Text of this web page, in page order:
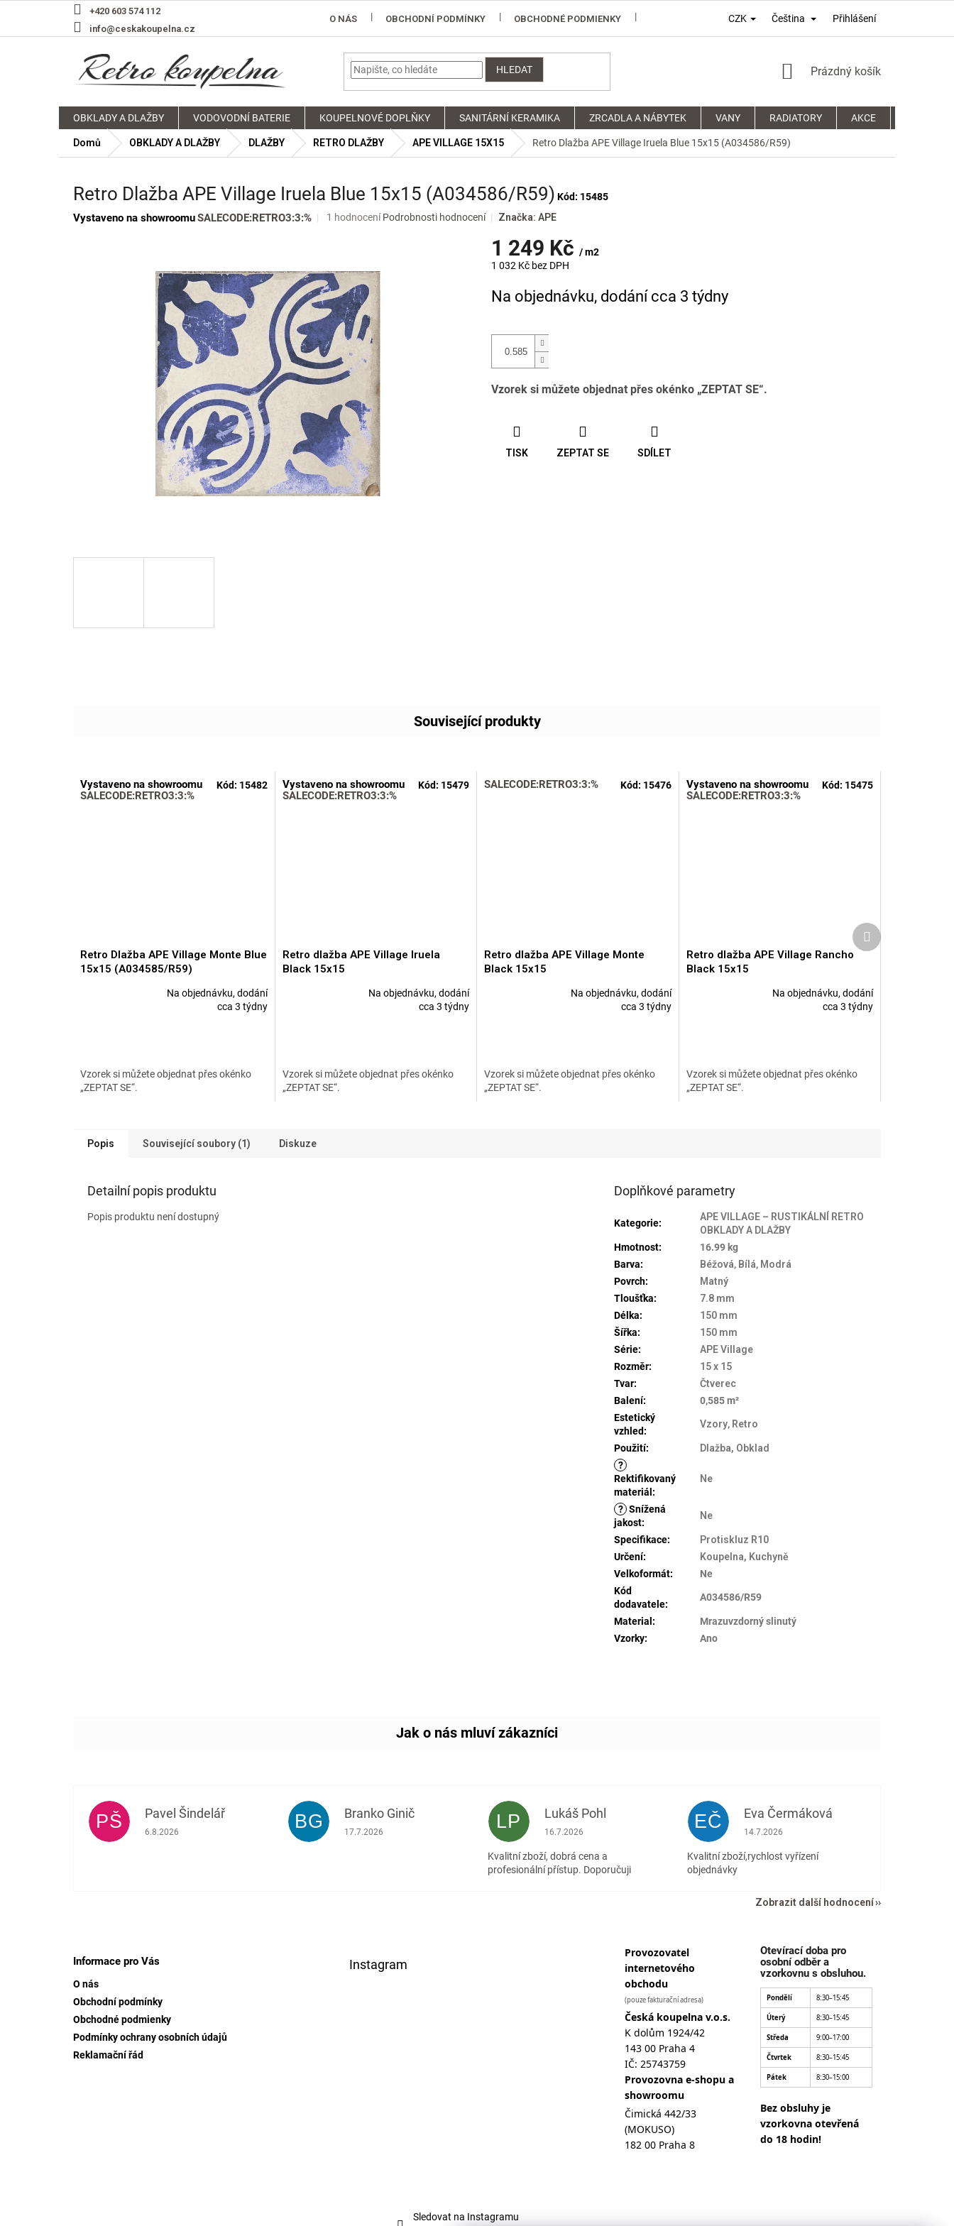
+420 603 574 112
info@ceskakoupelna.cz
O NÁS OBCHODNÍ PODMÍNKY OBCHODNÉ PODMIENKY PODMÍNKY OCHRANY OSOBNÍCH ÚDAJŮ REKLAMAČNÍ ŘÁD
CZK Čeština Přihlášení
HLEDAT
NÁKUPNÍ
Prázdný košík
OBKLADY A DLAŽBY VODOVODNÍ BATERIE KOUPELNOVÉ DOPLŇKY SANITÁRNÍ KERAMIKA ZRCADLA A NÁBYTEK VANY RADIATORY AKCE
Domů OBKLADY A DLAŽBY DLAŽBY RETRO DLAŽBY APE VILLAGE 15X15 Retro Dlažba APE Village Iruela Blue 15x15 (A034586/R59)
Retro Dlažba APE Village Iruela Blue 15x15 (A034586/R59) Kód: 15485
Vystaveno na showroomuSALECODE:RETRO3:3:%
Průměrné
5,0
z
5
hvězdiček.
1 hodnocení Podrobnosti hodnocení Značka: APE
1 249 Kč / m2
1 032 Kč bez DPH
cena:
Na objednávku, dodání cca 3 týdny
Vzorek si můžete objednat přes okénko „ZEPTAT SE“.
TISK ZEPTAT SE SDÍLET
Související produkty
Vystaveno na showroomu
SALECODE:RETRO3:3:%
Retro Dlažba APE Village Monte Blue
15x15 (A034585/R59)
z
5
hvězdiček.
Na objednávku, dodání
cca 3 týdny
Vzorek si můžete objednat přes okénko
„ZEPTAT SE“.
Kód: 15482
Vystaveno na showroomu
SALECODE:RETRO3:3:%
Retro dlažba APE Village Iruela
Black 15x15
z
5
hvězdiček.
Na objednávku, dodání
cca 3 týdny
Vzorek si můžete objednat přes okénko
„ZEPTAT SE“.
Kód: 15479 SALECODE:RETRO3:3:%
Retro dlažba APE Village Monte
Black 15x15
z
5
hvězdiček.
Na objednávku, dodání
cca 3 týdny
Vzorek si můžete objednat přes okénko
„ZEPTAT SE“.
Kód: 15476
Vystaveno na showroomu
SALECODE:RETRO3:3:%
Retro dlažba APE Village Rancho
Black 15x15
z
5
hvězdiček.
Na objednávku, dodání
cca 3 týdny
Vzorek si můžete objednat přes okénko
„ZEPTAT SE“.
Kód: 15475
Další
produkt
Popis Související soubory (1) Diskuze
Detailní popis produktu
Popis produktu není dostupný
Doplňkové parametry
Kategorie:
APE VILLAGE – RUSTIKÁLNÍ RETRO
OBKLADY A DLAŽBY
Hmotnost:
16.99 kg
Barva: Béžová, Bílá, Modrá
Povrch:
Matný
Tloušťka:
7.8 mm
Délka:
150 mm
Šířka:
150 mm
Série:
APE Village
Rozměr:
15 x 15
Tvar:
Čtverec
Balení:
0,585 m²
Estetický
vzhled:
Vzory, Retro
Použití:
Dlažba, Obklad
?
Rektifikovaný
materiál :
Ne
? Snížená
jakost:
Ne
Specifikace:
Protiskluz R10
Určení:
Koupelna, Kuchyně
Velkoformát:
Ne
Kód
dodavatele:
A034586/R59
Material :
Mrazuvzdorný slinutý
Vzorky: Ano
PŠ Pavel Šindelář
Hodnocení obchodu je 5 z 5 hvězdiček.
6.8.2026 BG Branko Ginič
Hodnocení obchodu je 5 z 5 hvězdiček.
17.7.2026 LP Lukáš Pohl
Hodnocení obchodu je 5 z 5 hvězdiček.
16.7.2026
Kvalitní zboží, dobrá cena a
profesionální přístup. Doporučuji
EČ Eva Čermáková
Hodnocení obchodu je 5 z 5 hvězdiček.
14.7.2026
Kvalitní zboží,rychlost vyřízení
objednávky
Zobrazit další hodnocení
Informace pro Vás
O nás
Obchodní podmínky
Obchodné podmienky
Podmínky ochrany osobních údajů
Reklamační řád
Instagram
Sledovat na Instagramu
Provozovatel
internetového
obchodu
(pouze fakturační adresa)
Česká koupelna v.o.s.
K dolům 1924/42
143 00 Praha 4
IČ: 25743759
Provozovna e-shopu a
showroomu
Čimická 442/33
(MOKUSO)
182 00 Praha 8
Otevírací doba pro
osobní odběr a
vzorkovnu s obsluhou.
Pondělí 8:30–15:45
Úterý 8:30–15:45
Středa 9:00–17:00
Čtvrtek 8:30–15:45
Pátek 8:30–15:00
Bez obsluhy je
vzorkovna otevřená
do 18 hodin!